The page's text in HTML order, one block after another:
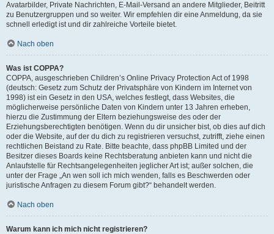
Avatarbilder, Private Nachrichten, E-Mail-Versand an andere Mitglieder, Beitritt
zu Benutzergruppen und so weiter. Wir empfehlen dir eine Anmeldung, da sie
schnell erledigt ist und dir zahlreiche Vorteile bietet.
Nach oben
Was ist COPPA?
COPPA, ausgeschrieben Children’s Online Privacy Protection Act of 1998
(deutsch: Gesetz zum Schutz der Privatsphäre von Kindern im Internet von
1998) ist ein Gesetz in den USA, welches festlegt, dass Websites, die
möglicherweise persönliche Daten von Kindern unter 13 Jahren erheben,
hierzu die Zustimmung der Eltern beziehungsweise des oder der
Erziehungsberechtigten benötigen. Wenn du dir unsicher bist, ob dies auf dich
oder die Website, auf der du dich zu registrieren versuchst, zutrifft, ziehe einen
rechtlichen Beistand zu Rate. Bitte beachte, dass phpBB Limited und der
Besitzer dieses Boards keine Rechtsberatung anbieten kann und nicht die
Anlaufstelle für Rechtsangelegenheiten jeglicher Art ist; außer solchen, die
unter der Frage „An wen soll ich mich wenden, falls es Beschwerden oder
juristische Anfragen zu diesem Forum gibt?“ behandelt werden.
Nach oben
Warum kann ich mich nicht registrieren?